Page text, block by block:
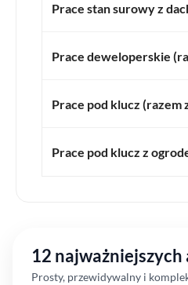
Prace stan surowy z
Prace deweloperskie
Prace pod klucz
Prace pod klucz z
12
Prosty, przewidywalny i